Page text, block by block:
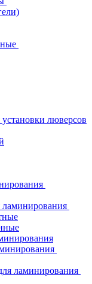
люверсов
ламинирования
ламинирования